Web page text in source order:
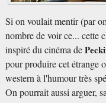
Si on voulait mentir (par
nombre de voir ce... cette
inspiré du cinéma de
pour produire cet étrange
western à l'humour très
On pourrait aussi arguer,